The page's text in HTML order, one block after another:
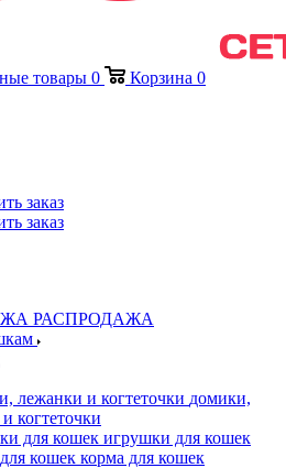
товары 0 Корзина 0
заказ
заказ
РАСПРОДАЖА
домики,
когтеточки
игрушки для кошек
корма для кошек